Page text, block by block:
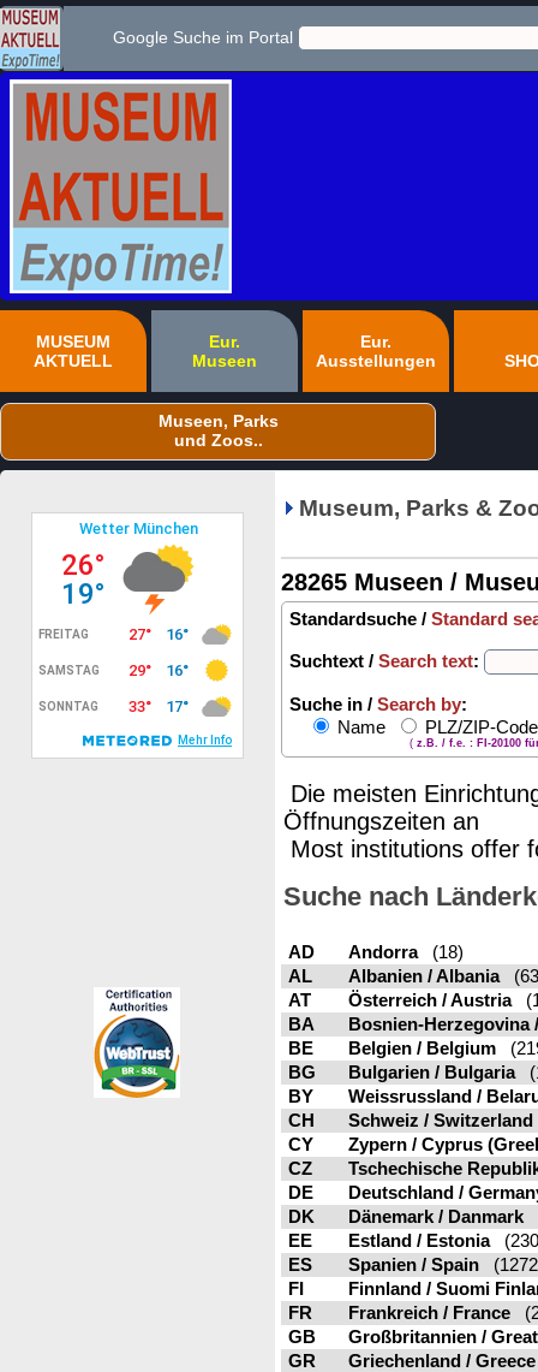
Google Suche im Portal
MUSEUM
AKTUELL
Eur.
Museen
Eur.
Ausstellungen
Museen, Parks
und Zoos..
Museum, Parks &
28265 Museen /
Standardsuche / Standard
Suchtext / Search text:
Suche in / Search by:
Name
PLZ/ZIP-
( z.B. / f.e. : FI-20100
Die meisten
Öffnungszeiten an
Most institutions offer
Suche nach
AD Andorra(18)
AL
Albanien / Albania
AT
Österreich / Austria
BA
Bosnien-Herzegovina
BE
Belgien / Belgium
BG
Bulgarien / Bulgaria
BY
Weissrussland /
CH
Schweiz / Switzerland
CY
Zypern / Cyprus
CZ
Tschechische
DE
Deutschland /
DK
Dänemark / Danmark
EE
Estland / Estonia
ES
Spanien / Spain
FI
Finnland / Suomi
FR
Frankreich / France
GB
Großbritannien /
GR
Griechenland / Greece